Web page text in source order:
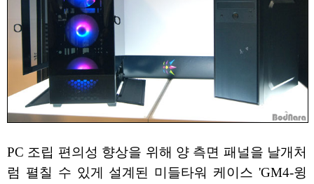
PC 조립 편의성 향상을 위해 양 측면 패널을 날개처
럼 펼칠 수 있게 설계된 미들타워 케이스 'GM4-윙